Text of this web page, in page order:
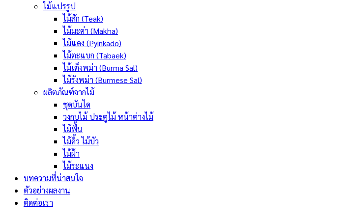
ไม้แปรรูป
ไม้สัก (Teak)
ไม้มะค่า (Makha)
ไม้แดง (Pyinkado)
ไม้ตะแบก (Tabaek)
ไม้เต็งพม่า (Burma Sal)
ไม้รังพม่า (Burmese Sal)
ผลิตภัณฑ์จากไม้
ชุดบันได
วงกบไม้ ประตูไม้ หน้าต่างไม้
ไม้พื้น
ไม้คิ้ว ไม้บัว
ไม้ฝ้า
ไม้ระแนง
บทความที่น่าสนใจ
ตัวอย่างผลงาน
ติดต่อเรา